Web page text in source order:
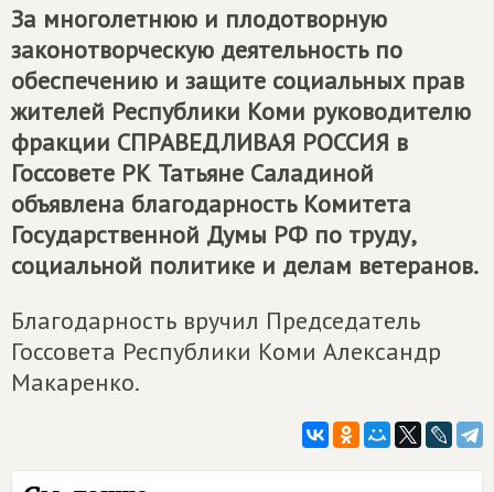
За многолетнюю и плодотворную
законотворческую деятельность по
обеспечению и защите социальных прав
жителей Республики Коми руководителю
фракции СПРАВЕДЛИВАЯ РОССИЯ в
Госсовете РК Татьяне Саладиной
объявлена благодарность Комитета
Государственной Думы РФ по труду,
социальной политике и делам ветеранов.
Благодарность вручил Председатель
Госсовета Республики Коми Александр
Макаренко.